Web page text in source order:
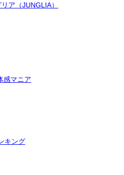
ア（JUNGLIA）
感マニア
キング